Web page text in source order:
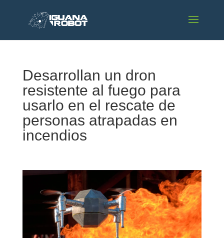
Desarrollan un dron
resistente al fuego para
usarlo en el rescate de
personas atrapadas en
incendios